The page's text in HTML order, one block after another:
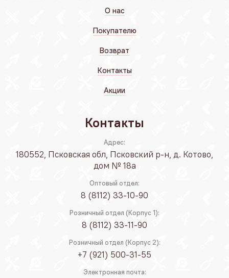
О нас
Покупателю
Возврат
Контакты
Акции
Контакты
Адрес:
180552, Псковская обл, Псковский р-н, д. Котово,
дом № 18а
Оптовый отдел:
8 (8112) 33-10-90
Розничный отдел (Корпус 1):
8 (8112) 33-11-90
Розничный отдел (Корпус 2):
+7 (921) 500-31-55
Электронная почта: